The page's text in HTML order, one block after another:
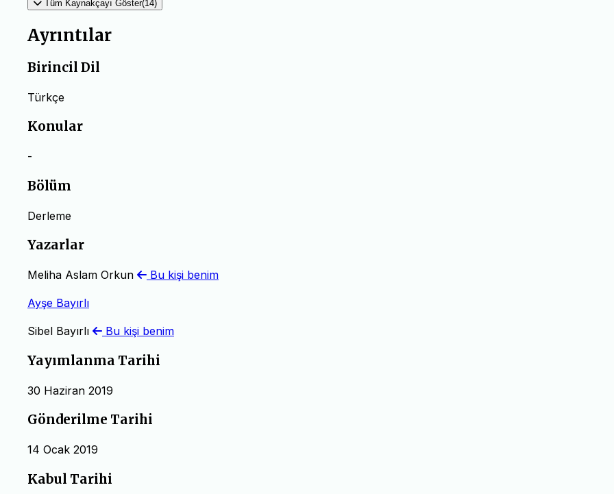
Tüm Kaynakçayı Göster(14)
Ayrıntılar
Birincil Dil
Türkçe
Konular
-
Bölüm
Derleme
Yazarlar
Meliha Aslam Orkun Bu kişi benim
Ayşe Bayırlı
Sibel Bayırlı Bu kişi benim
Yayımlanma Tarihi
30 Haziran 2019
Gönderilme Tarihi
14 Ocak 2019
Kabul Tarihi